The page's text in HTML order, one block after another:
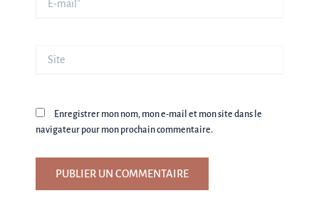
mail*
Enregistrer mon nom, mon e-mail et mon site dans le
navigateur pour mon prochain commentaire.